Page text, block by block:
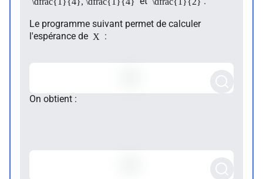
Le programme suivant permet de calculer
l'espérance de X :
On obtient :